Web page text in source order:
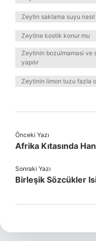
Zeytin saklama suyu nasıl
Zeytine kostik konur mu
Zeytinin bozulmamasi ve
yapılır
Zeytinin limon tuzu fazla
Önceki Yazı
Afrika Kıtasında
Sonraki Yazı
Birleşik Sözcükler